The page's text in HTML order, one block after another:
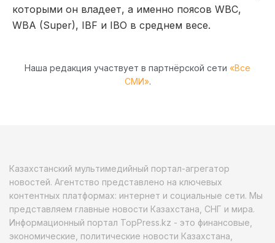
которыми он владеет, а именно поясов WBC,
WBA (Super), IBF и IBO в среднем весе.
Наша редакция участвует в партнёрской сети «Все
СМИ».
Казахстанский мультимедийный портал-агрегатор
новостей. Агентство представлено на ключевых
контентных платформах: интернет и социальные сети. Мы
представляем главные новости Казахстана, СНГ и мира.
Информационный портал TopPress.kz - это финансовые,
экономические, политические новости Казахстана,